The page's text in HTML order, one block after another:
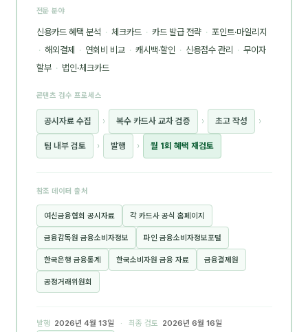
전문 분야
신용카드 혜택 분석 · 체크카드 · 카드 발급 전략 · 포인트·마일리지
· 해외결제 · 연회비 비교 · 캐시백·할인 · 신용점수 관리 · 무이자
할부 · 법인·체크카드
콘텐츠 검수 프로세스
공시자료 수집 › 복수 카드사 교차 검증 › 초고 작성 ›
팀 내부 검토 › 발행 › 월 1회 혜택 재검토
참조 데이터 출처
여신금융협회 공시자료 각 카드사 공식 홈페이지
금융감독원 금융소비자정보 파인 금융소비자정보포털
한국은행 금융통계 한국소비자원 금융 자료 금융결제원
공정거래위원회
발행 2026년 4월 13일 · 최종 검토
2026년 6월 16일